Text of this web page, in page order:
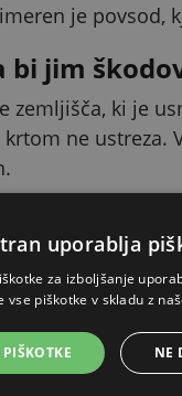
je povsod,
bi jim
zemljišča, ki je
ne
na mestu,
V praksi po
in varna
uporablja
za izboljšanje
vse piškotke v skladu z
NE